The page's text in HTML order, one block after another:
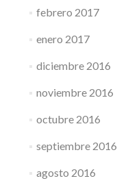
febrero 2017
enero 2017
diciembre 2016
noviembre 2016
octubre 2016
septiembre 2016
agosto 2016